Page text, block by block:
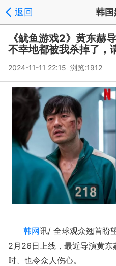
返回 韩
《鱿鱼游戏2》黄东赫
不幸地都被我杀掉了，
2024-11-11 22:15 浏览:1912
韩网讯/ 全球观众翘首盼
2月26日上线，最近导演黄
时、也令众人伤心。